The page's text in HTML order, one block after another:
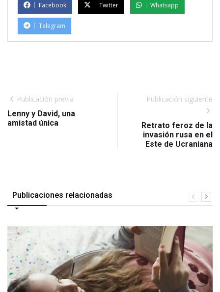
Facebook Twitter Whatsapp
Telegram
Publicación previa
Lenny y David, una
amistad única
Publicación siguiente
Retrato feroz de la
invasión rusa en el
Este de Ucraniana
Publicaciones relacionadas